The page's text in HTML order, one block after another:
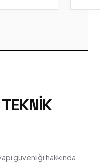
güvenliği hakkında